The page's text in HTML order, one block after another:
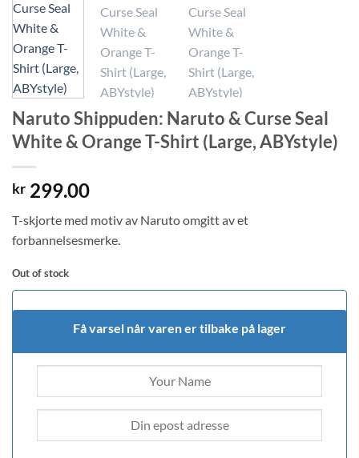
Naruto Shippuden: Naruto & Curse Seal
White & Orange T-Shirt (Large, ABYstyle)
kr 299.00
T-skjorte med motiv av Naruto omgitt av et
forbannelsesmerke.
Out of stock
Få varsel når varen er tilbake på lager